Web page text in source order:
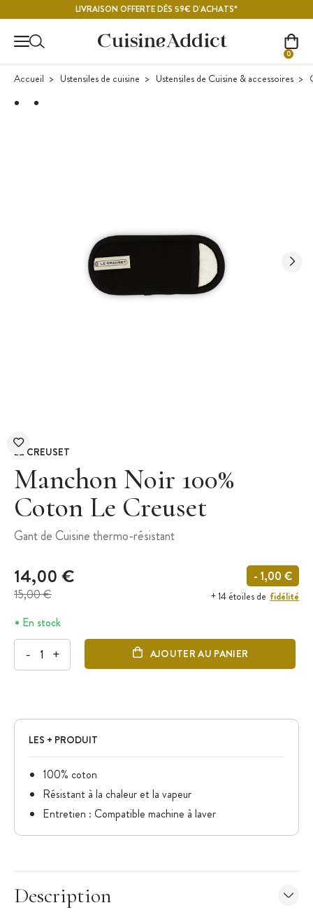
LIVRAISON OFFERTE DÈS 59€ D'ACHATS*
0
Accueil Ustensiles de cuisine Ustensiles de Cuisine & accessoires
LE CREUSET
Manchon Noir 100%
Coton Le Creuset
Gant de Cuisine thermo-résistant
14,00 €
15,00 €
- 1,00 €
+ 14 étoiles de fidélité
En stock
- + AJOUTER AU PANIER
LES + PRODUIT
100% coton
Résistant à la chaleur et la vapeur
Entretien : Compatible machine à laver
Description